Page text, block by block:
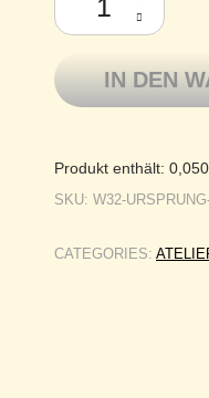
IN DEN
Produkt enthält: 0,050
SKU: W32-
CATEGORIES: